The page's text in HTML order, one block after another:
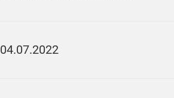
04.07.2022